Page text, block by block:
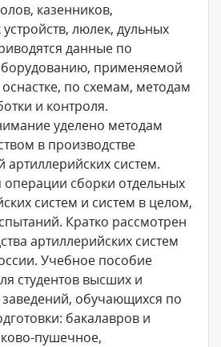
казенников,
люлек, дульных
данные по
применяемой
по схемам, методам
и контроля.
уделено методам
в производстве
артиллерийских систем.
операции сборки отдельных
систем и систем в целом,
Кратко рассмотрен
артиллерийских систем
Учебное пособие
студентов высших и
обучающихся по
бакалавров и
пушечное,